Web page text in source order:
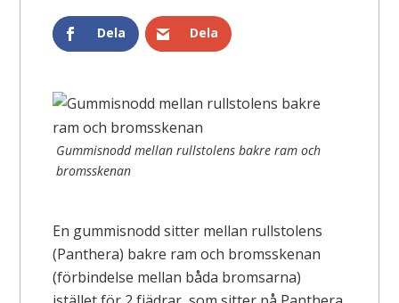
Dela Dela
Gummisnodd mellan rullstolens bakre ram och
bromsskenan
En gummisnodd sitter mellan rullstolens
(Panthera) bakre ram och bromsskenan
(förbindelse mellan båda bromsarna)